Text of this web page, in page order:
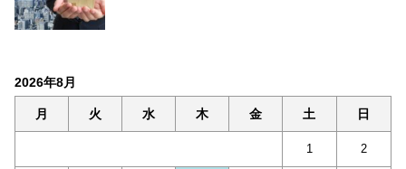
2026年8月
月 火 水 木 金 土 日
1 2